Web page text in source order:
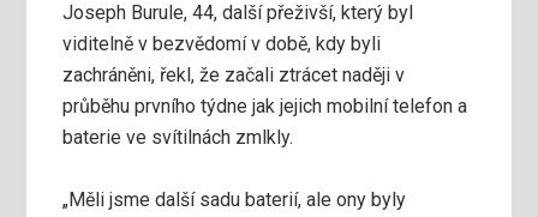
Joseph Burule, 44, další přeživší, který byl
viditelně v bezvědomí v době, kdy byli
zachráněni, řekl, že začali ztrácet naději v
průběhu prvního týdne jak jejich mobilní telefon a
baterie ve svítilnách zmlkly.
„Měli jsme další sadu baterií, ale ony byly